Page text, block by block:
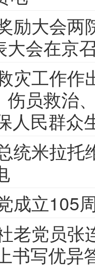
励大会两
大会在京
灾工作作
伤员救治
人民群众
统米拉托
成立105
老党员张
书写优异